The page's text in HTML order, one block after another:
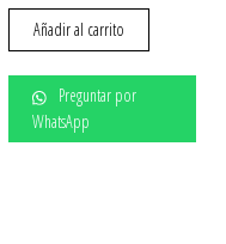
Añadir al carrito
Preguntar por
WhatsApp